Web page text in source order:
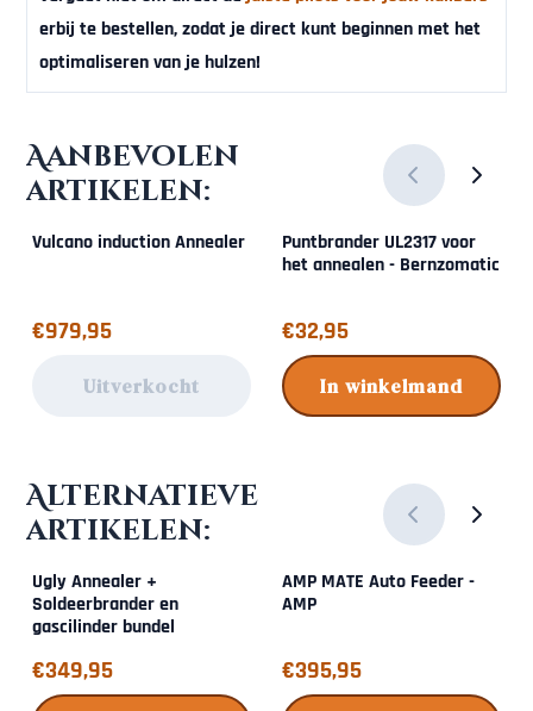
erbij te bestellen, zodat je direct kunt beginnen met het
optimaliseren van je hulzen!
Aanbevolen
artikelen:
Vulcano induction Annealer
Prijs: 979,95
€979,95
Uitverkocht
Puntbrander UL2317 voor
het annealen - Bernzomatic
Prijs: 32,95
€32,95
In winkelmand
Alternatieve
artikelen:
Ugly Annealer +
Soldeerbrander en
gascilinder bundel
Prijs: 349,95
€349,95
AMP MATE Auto Feeder -
AMP
Prijs: 395,95
€395,95